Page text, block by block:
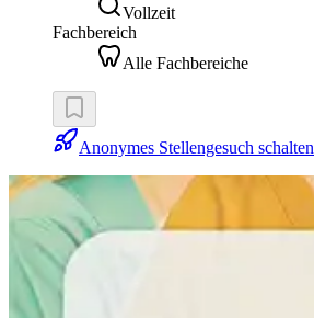
Vollzeit
Fachbereich
Alle Fachbereiche
Anonymes Stellengesuch schalten